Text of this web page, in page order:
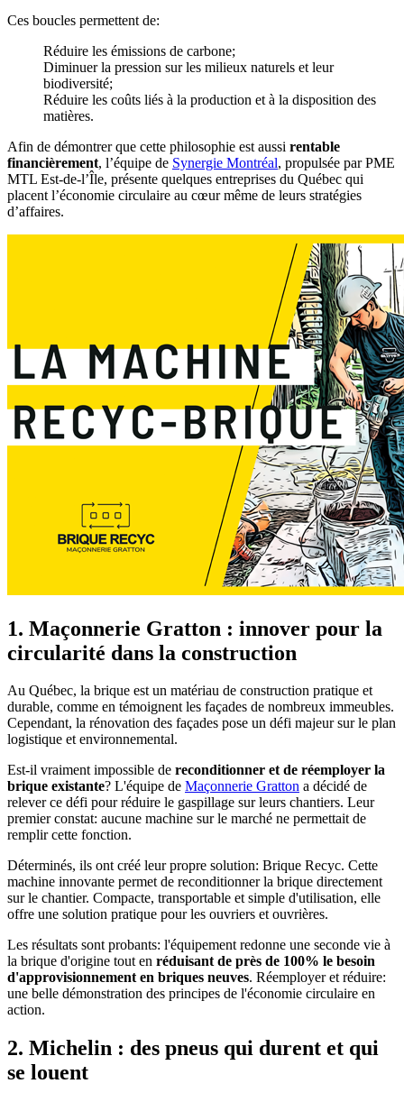
Ces boucles permettent de:
Réduire les émissions de carbone;
Diminuer la pression sur les milieux naturels et leur
biodiversité;
Réduire les coûts liés à la production et à la disposition des
matières.
Afin de démontrer que cette philosophie est aussi rentable
financièrement, l’équipe de Synergie Montréal, propulsée par PME
MTL Est-de-l’Île, présente quelques entreprises du Québec qui
placent l’économie circulaire au cœur même de leurs stratégies
d’affaires.
1. Maçonnerie Gratton : innover pour la
circularité dans la construction
Au Québec, la brique est un matériau de construction pratique et
durable, comme en témoignent les façades de nombreux immeubles.
Cependant, la rénovation des façades pose un défi majeur sur le plan
logistique et environnemental.
Est-il vraiment impossible de reconditionner et de réemployer la
brique existante? L'équipe de Maçonnerie Gratton a décidé de
relever ce défi pour réduire le gaspillage sur leurs chantiers. Leur
premier constat: aucune machine sur le marché ne permettait de
remplir cette fonction.
Déterminés, ils ont créé leur propre solution: Brique Recyc. Cette
machine innovante permet de reconditionner la brique directement
sur le chantier. Compacte, transportable et simple d'utilisation, elle
offre une solution pratique pour les ouvriers et ouvrières.
Les résultats sont probants: l'équipement redonne une seconde vie à
la brique d'origine tout en réduisant de près de 100% le besoin
d'approvisionnement en briques neuves. Réemployer et réduire:
une belle démonstration des principes de l'économie circulaire en
action.
2. Michelin : des pneus qui durent et qui
se louent